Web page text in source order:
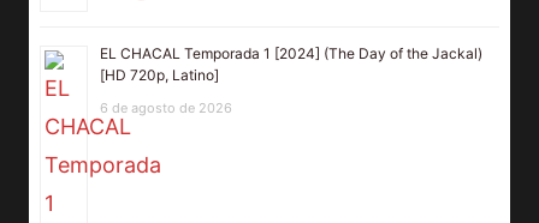
EL CHACAL Temporada 1 [2024] (The Day of the Jackal)
[HD 720p, Latino]
6 de agosto de 2026